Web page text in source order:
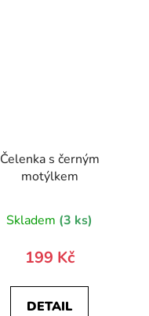
Čelenka s černým
motýlkem
Skladem (3 ks)
199 Kč
DETAIL